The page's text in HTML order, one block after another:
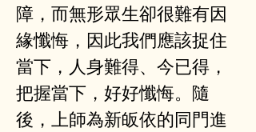
障，而無形眾生卻很難有因
緣懺悔，因此我們應該捉住
當下，人身難得、今已得，
把握當下，好好懺悔。隨
後，上師為新皈依的同門進